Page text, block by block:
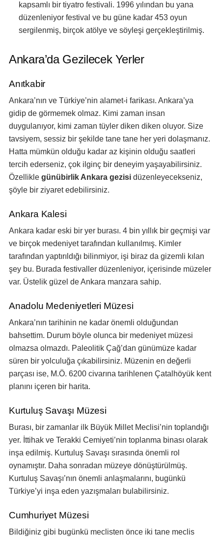
kapsamlı bir tiyatro festivali. 1996 yılından bu yana
düzenleniyor festival ve bu güne kadar 453 oyun
sergilenmiş, birçok atölye ve söyleşi gerçekleştirilmiş.
Ankara’da Gezilecek Yerler
Anıtkabir
Ankara’nın ve Türkiye’nin alamet-i farikası. Ankara’ya
gidip de görmemek olmaz. Kimi zaman insan
duygulanıyor, kimi zaman tüyler diken diken oluyor. Size
tavsiyem, sessiz bir şekilde tane tane her yeri dolaşmanız.
Hatta mümkün olduğu kadar az kişinin olduğu saatleri
tercih ederseniz, çok ilginç bir deneyim yaşayabilirsiniz.
Özellikle günübirlik Ankara gezisi düzenleyecekseniz,
şöyle bir ziyaret edebilirsiniz.
Ankara Kalesi
Ankara kadar eski bir yer burası. 4 bin yıllık bir geçmişi var
ve birçok medeniyet tarafından kullanılmış. Kimler
tarafından yaptırıldığı bilinmiyor, işi biraz da gizemli kılan
şey bu. Burada festivaller düzenleniyor, içerisinde müzeler
var. Üstelik güzel de Ankara manzara sahip.
Anadolu Medeniyetleri Müzesi
Ankara’nın tarihinin ne kadar önemli olduğundan
bahsettim. Durum böyle olunca bir medeniyet müzesi
olmazsa olmazdı. Paleolitik Çağ’dan günümüze kadar
süren bir yolculuğa çıkabilirsiniz. Müzenin en değerli
parçası ise, M.Ö. 6200 civarına tarihlenen Çatalhöyük kent
planını içeren bir harita.
Kurtuluş Savaşı Müzesi
Burası, bir zamanlar ilk Büyük Millet Meclisi’nin toplandığı
yer. İttihak ve Terakki Cemiyeti’nin toplanma binası olarak
inşa edilmiş. Kurtuluş Savaşı sırasında önemli rol
oynamıştır. Daha sonradan müzeye dönüştürülmüş.
Kurtuluş Savaşı’nın önemli anlaşmalarını, bugünkü
Türkiye’yi inşa eden yazışmaları bulabilirsiniz.
Cumhuriyet Müzesi
Bildiğiniz gibi bugünkü meclisten önce iki tane meclis